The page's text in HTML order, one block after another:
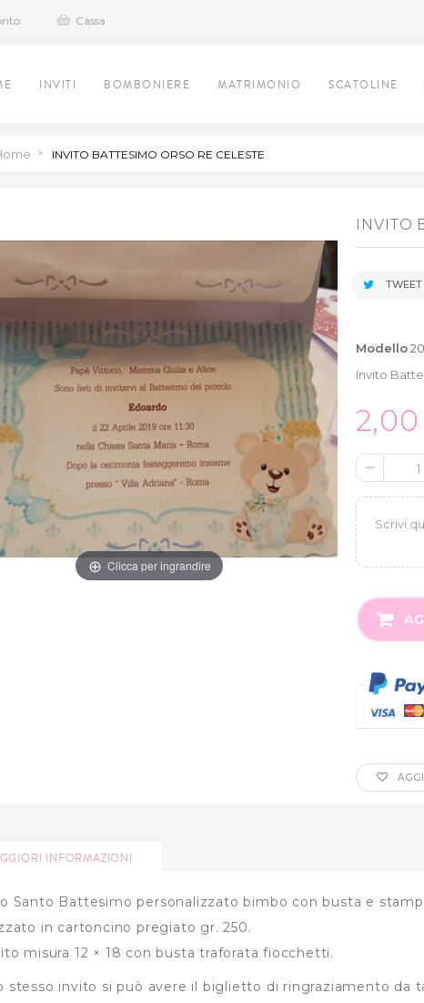
Cassa
INVITI BOMBONIERE MATRIMONIO SCATOLINE
> INVITO BATTESIMO ORSO RE CELESTE
Clicca per ingrandire
INVITO
TWEET
Modello20
Invito
INFORMAZIONI
Santo Battesimo personalizzato bimbo con busta e
in cartoncino pregiato gr. 250.
misura 12 × 18 con busta traforata fiocchetti.
stesso invito si può avere il biglietto di ringraziamento da